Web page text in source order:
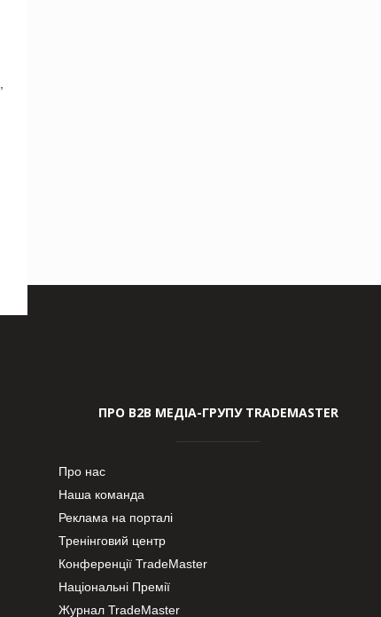
ПРО В2В МЕДІА-ГРУПУ TRADEMASTER
Про нас
Наша команда
Реклама на порталі
Тренінговий центр
Конференції TradeMaster
Національні Премії
Журнал TradeMaster